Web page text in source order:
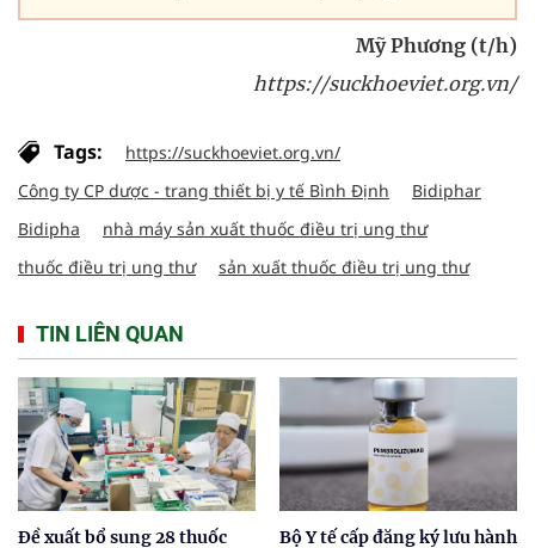
Mỹ Phương (t/h)
https://suckhoeviet.org.vn/
Tags:
https://suckhoeviet.org.vn/
Công ty CP dược - trang thiết bị y tế Bình Định
Bidiphar
Bidipha
nhà máy sản xuất thuốc điều trị ung thư
thuốc điều trị ung thư
sản xuất thuốc điều trị ung thư
TIN LIÊN QUAN
Đề xuất bổ sung 28 thuốc Bộ Y tế cấp đăng ký lưu hành